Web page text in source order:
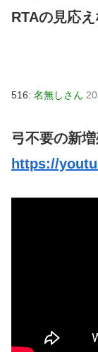
RTAの見応
516: 名無しさん
弓不要の新
https://